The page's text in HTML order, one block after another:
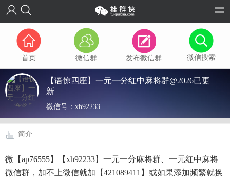
首页 微信群 发布微信群 微信搜索
【语惊四座】一元一分红中麻将群@2026已更
新
微信号： xh92233
简介
微【ap76555】【xh92233】一元一分麻将群、一元红中麻将
微信群，加不上微信就加【421089411】或如果添加频繁就换